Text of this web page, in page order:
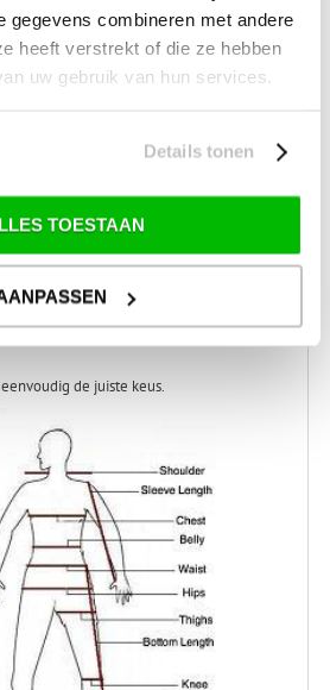
gegevens combineren met andere
heeft verstrekt of die ze hebben
uw gebruik van hun services.
Details tonen
TOESTAAN
+31 (0) 599-613946
info@tevelde.nl
eenvoudig de juiste keus.